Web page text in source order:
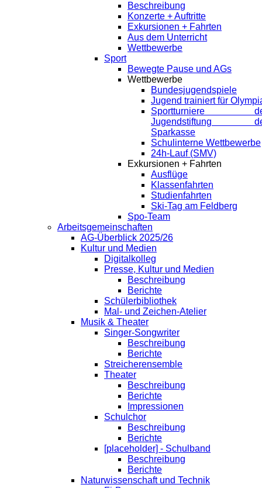
Beschreibung
Konzerte + Auftritte
Exkursionen + Fahrten
Aus dem Unterricht
Wettbewerbe
Sport
Bewegte Pause und AGs
Wettbewerbe
Bundesjugendspiele
Jugend trainiert für
Sportturniere
Jugendstiftung
Sparkasse
Schulinterne Wettbewerbe
24h-Lauf (SMV)
Exkursionen + Fahrten
Ausflüge
Klassenfahrten
Studienfahrten
Ski-Tag am Feldberg
Spo-Team
Arbeitsgemeinschaften
AG-Überblick 2025/26
Kultur und Medien
Digitalkolleg
Presse, Kultur und Medien
Beschreibung
Berichte
Schülerbibliothek
Mal- und Zeichen-Atelier
Musik & Theater
Singer-Songwriter
Beschreibung
Berichte
Streicherensemble
Theater
Beschreibung
Berichte
Impressionen
Schulchor
Beschreibung
Berichte
[placeholder] - Schulband
Beschreibung
Berichte
Naturwissenschaft und Technik